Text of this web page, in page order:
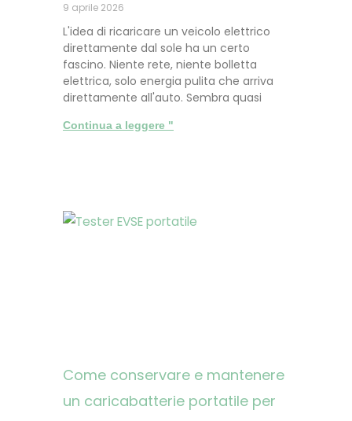
9 aprile 2026
L'idea di ricaricare un veicolo elettrico
direttamente dal sole ha un certo
fascino. Niente rete, niente bolletta
elettrica, solo energia pulita che arriva
direttamente all'auto. Sembra quasi
Continua a leggere "
Come conservare e mantenere
un caricabatterie portatile per